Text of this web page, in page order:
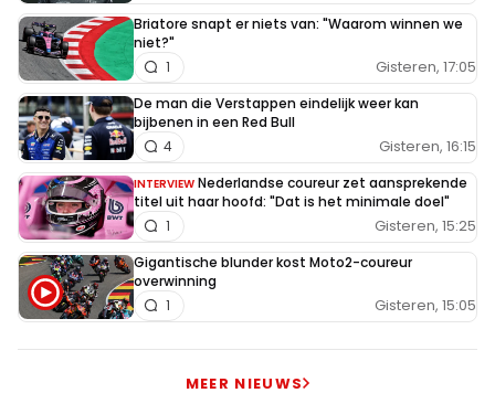
Briatore snapt er niets van: "Waarom winnen we
niet?"
Gisteren, 17:05
1
De man die Verstappen eindelijk weer kan
bijbenen in een Red Bull
Gisteren, 16:15
4
INTERVIEW Nederlandse coureur zet aansprekende
titel uit haar hoofd: "Dat is het minimale doel"
Gisteren, 15:25
1
Gigantische blunder kost Moto2-coureur
overwinning
Gisteren, 15:05
1
MEER NIEUWS